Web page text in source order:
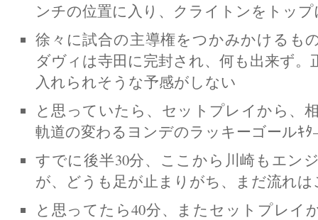
ンチの位置に入り、クライトンをトップ
徐々に試合の主導権をつかみかけるも
ダヴィは寺田に完封され、何も出来ず。
入れられそうな予感がしない
と思っていたら、セットプレイから、
軌道の変わるヨンデのラッキーゴールｷﾀ
すでに後半30分、ここから川崎もエン
が、どうも足が止まりがち、まだ流れ
と思ってたら40分、またセットプレイ